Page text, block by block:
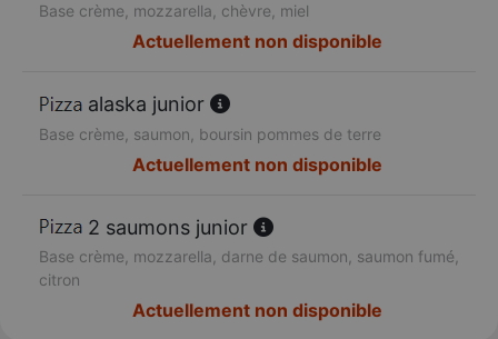
Base crème, mozzarella, chèvre, miel
Actuellement non disponible
alaska junior
Base crème, saumon, boursin pommes de terre
Actuellement non disponible
2 saumons junior
Base crème, mozzarella, darne de saumon, saumon fumé,
citron
Actuellement non disponible